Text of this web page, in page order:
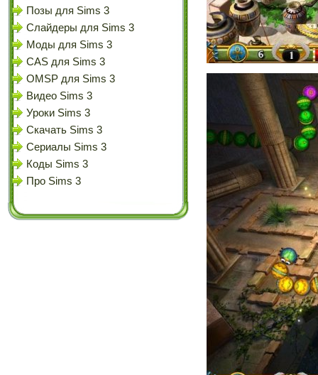
Позы для Sims 3
Слайдеры для Sims 3
Моды для Sims 3
CAS для Sims 3
OMSP для Sims 3
Видео Sims 3
Уроки Sims 3
Скачать Sims 3
Сериалы Sims 3
Коды Sims 3
Про Sims 3